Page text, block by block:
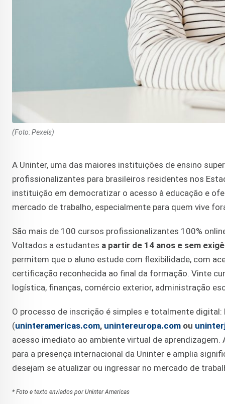
(Foto: Pexels)
A Uninter, uma das maiores instituições de ensino
profissionalizantes para brasileiros residentes nos
instituição em democratizar o acesso à educação e
mercado de trabalho, especialmente para quem vive
São mais de 100 cursos profissionalizantes 100%
Voltados a estudantes a partir de 14 anos e sem
permitem que o aluno estude com flexibilidade, com
certificação reconhecida ao final da formação. Vinte
logística, finanças, comércio exterior, administração
O processo de inscrição é simples e totalmente
(uninteramericas.com, unintereuropa.com ou
acesso imediato ao ambiente virtual de
para a presença internacional da Uninter e amplia
desejam se atualizar ou ingressar no mercado de
* Foto e texto enviados por Uninter Americas